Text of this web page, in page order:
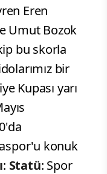
Eren
Umut Bozok
bu skorla
bir
Kupası yarı
konuk
: Statü: Spor